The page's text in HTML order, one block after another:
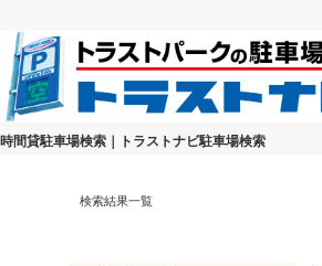
時間貸駐車場検索｜トラストナビ駐車場検索
検索結果一覧